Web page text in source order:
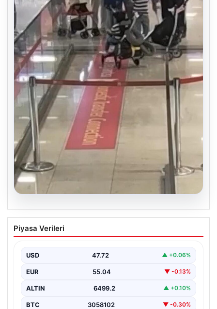
2 Yaşındaki Bebeğin Hayatını Kurtaran
Havalimanı Personeline Takdir Ödülü
olayda, ailesiyle seyahat eden 2 yaşındaki Liam adlı
bebeğin…
Piyasa Verileri
USD 47.72 ▲ +0.06%
EUR 55.04 ▼ -0.13%
ALTIN 6499.2 ▲ +0.10%
BTC 3058102 ▼ -0.30%